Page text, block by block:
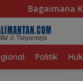
dan
Politik